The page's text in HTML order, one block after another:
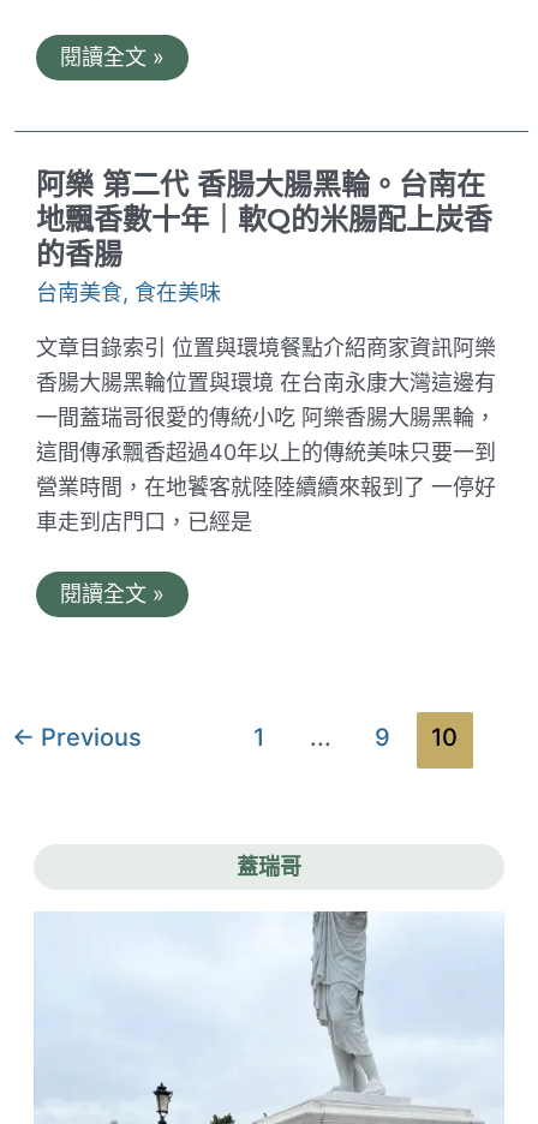
塊
的
麵
有
索
隆
陪
你
吃！
印
度
紡
夢
時
代
店
/
道
的
印
度
香
料
料
理
給
你
滿
的
異
國
國
料
閱讀全文 »
阿樂 第二代 香腸大腸黑輪。台南在
地飄香數十年｜軟Q的米腸配上炭香
的香腸
台南美食, 食在美味
文章目錄索引 位置與環境餐點介紹商家資訊阿樂
香腸大腸黑輪位置與環境 在台南永康大灣這邊有
一間蓋瑞哥很愛的傳統小吃 阿樂香腸大腸黑輪，
這間傳承飄香超過40年以上的傳統美味只要一到
營業時間，在地饕客就陸陸續續來報到了 一停好
車走到店門口，已經是
阿
樂
大
南
地
飄
閱讀全文 »
文
← Previous 1 ... 9 10
蓋瑞哥